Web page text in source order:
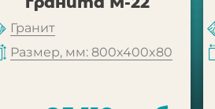
Гранит
Размер, мм: 800x400x80